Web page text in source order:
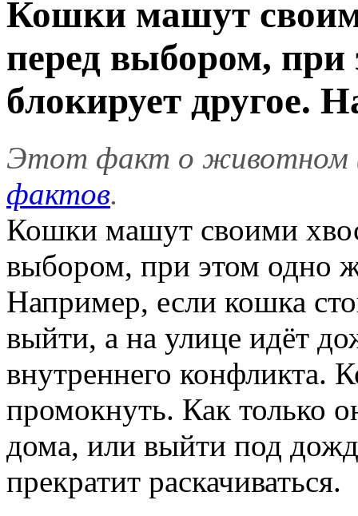
Кошки машут
перед выбором, при
блокирует другое.
Этот факт о животном
фактов.
Кошки машут своими
выбором, при этом одно
Например, если кошка
выйти, а на улице идёт
внутреннего конфликта.
промокнуть. Как только
дома, или выйти под
прекратит раскачиваться.